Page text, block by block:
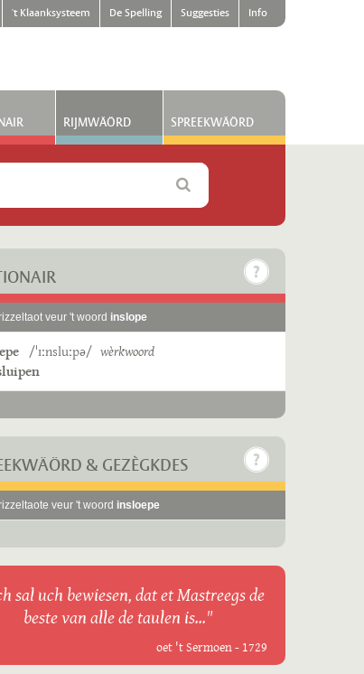
't Klaanksysteem De Spelling Suggesties Info
RIJMWÄÖRD SPREEKWÄÖRD
rizzeltaot veur 't woord inslope
/ˈɪːnsluːpə/ wèrkwoord
& GEZÈGKDES
rizzeltaote veur 't woord insloepe
sal uch bewiesen, dat et Mastreegs de
beste van alle de taulen is..."
oet 't Sermoen - 1729